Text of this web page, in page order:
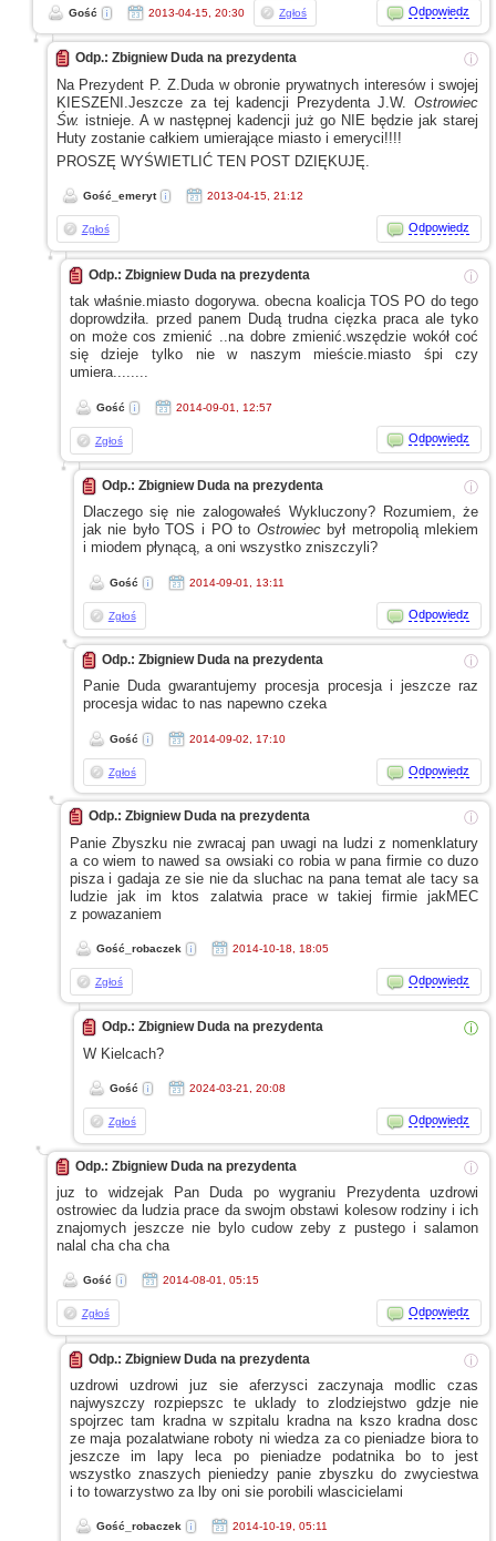
Gość 2013-04-15, 20:30 Zgłoś Odpowiedz
ⓘ
Odp.: Zbigniew Duda na prezydenta
Na Prezydent P. Z.Duda w obronie prywatnych interesów i swojej
KIESZENI.Jeszcze za tej kadencji Prezydenta J.W.Ostrowiec
Św. istnieje. A w następnej kadencji już go NIE będzie jak starej
Huty zostanie całkiem umierające miasto i emeryci!!!!
PROSZĘ WYŚWIETLIĆ TEN POST DZIĘKUJĘ.
Gość_emeryt 2013-04-15, 21:12
Zgłoś Odpowiedz
ⓘ
Odp.: Zbigniew Duda na prezydenta
tak właśnie.miasto dogorywa. obecna koalicja TOS PO do tego
doprowdziła. przed panem Dudą trudna cięzka praca ale tyko
on może cos zmienić ..na dobre zmienić.wszędzie wokół coć
się dzieje tylko niew naszym mieście.miasto śpi czy
umiera........
Gość 2014-09-01, 12:57
Zgłoś Odpowiedz
ⓘ
Odp.: Zbigniew Duda na prezydenta
Dlaczego się nie zalogowałeś Wykluczony? Rozumiem, że
jak nie było TOS i POto Ostrowiecbył metropolią mlekiem
i miodem płynącą, a oni wszystko zniszczyli?
Gość 2014-09-01, 13:11
Zgłoś Odpowiedz
ⓘ
Odp.: Zbigniew Duda na prezydenta
Panie Duda gwarantujemy procesja procesja i jeszcze raz
procesja widac to nas napewno czeka
Gość 2014-09-02, 17:10
Zgłoś Odpowiedz
ⓘ
Odp.: Zbigniew Duda na prezydenta
Panie Zbyszku nie zwracaj pan uwagi na ludziz nomenklatury
a cowiem to nawed sa owsiaki co robia w pana firmie co duzo
piszai gadaja ze sie nie da sluchac na pana temat ale tacy sa
ludzie jak im ktos zalatwia prace w takiej firmie jakMEC
z powazaniem
Gość_robaczek 2014-10-18, 18:05
Zgłoś Odpowiedz
ⓘ
Odp.: Zbigniew Duda na prezydenta
W Kielcach?
Gość 2024-03-21, 20:08
Zgłoś Odpowiedz
ⓘ
Odp.: Zbigniew Duda na prezydenta
juz to widzejak Pan Duda po wygraniu Prezydenta uzdrowi
ostrowiec da ludzia prace da swojm obstawi kolesow rodzinyi ich
znajomych jeszcze nie bylo cudow zebyz pustego i salamon
nalal cha cha cha
Gość 2014-08-01, 05:15
Zgłoś Odpowiedz
ⓘ
Odp.: Zbigniew Duda na prezydenta
uzdrowi uzdrowi juz sie aferzysci zaczynaja modlic czas
najwyszczy rozpiepszc te uklady to zlodziejstwo gdzje nie
spojrzec tam kradnaw szpitalu kradna na kszo kradna dosc
ze maja pozalatwiane roboty ni wiedza za co pieniadze biora to
jeszcze im lapy leca po pieniadze podatnika bo to jest
wszystko znaszych pieniedzy panie zbyszku do zwyciestwa
i totowarzystwo za lby oni sie porobili wlascicielami
Gość_robaczek 2014-10-19, 05:11